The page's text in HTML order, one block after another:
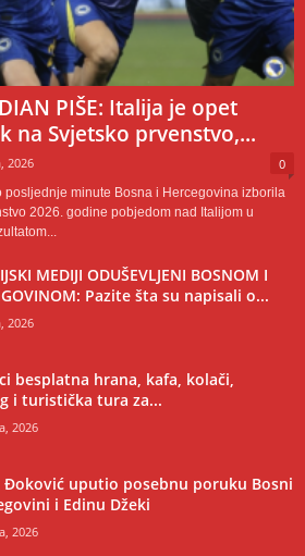
PIŠE: Italija je opet
na Svjetsko prvenstvo,...
2026 0
minute Bosna i Hercegovina izborila
2026. godine pobjedom nad Italijom u
MEDIJI ODUŠEVLJENI BOSNOM I
Pazite šta su napisali o...
2026
besplatna hrana, kafa, kolači,
i turistička tura za...
2026
Đoković uputio posebnu poruku Bosni
i Edinu Džeki
2026